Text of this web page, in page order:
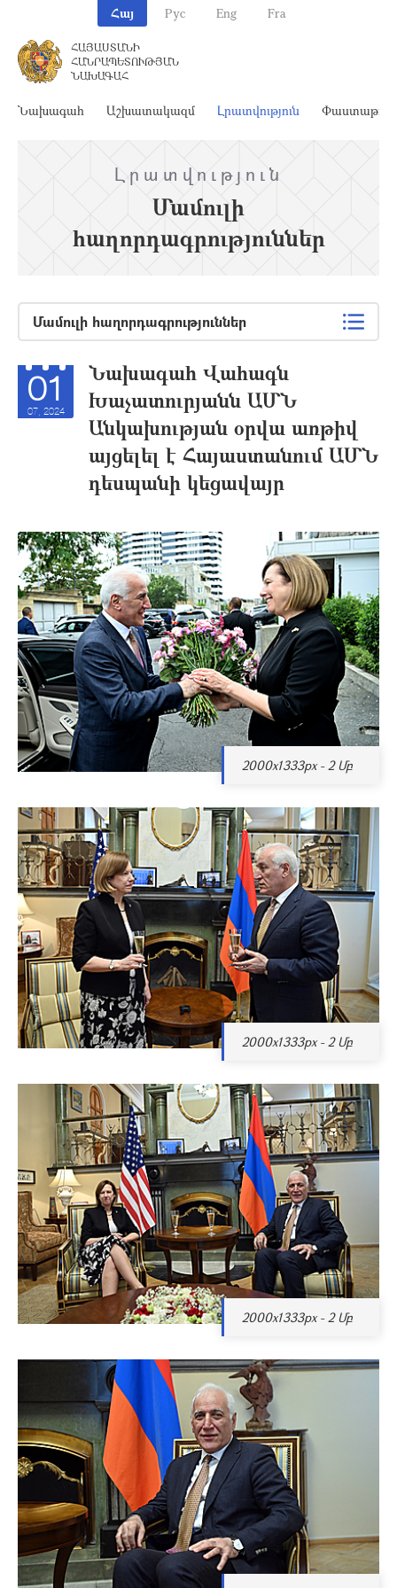
Հայ Рус Eng Fra
ՀԱՅԱՍՏԱՆԻ
ՀԱՆՐԱՊԵՏՈՒԹՅԱՆ
ՆԱԽԱԳԱՀ
Նախագահ Աշխատակազմ Լրատվություն
Լրատվություն
Մամուլի
հաղորդագրություններ
Մամուլի հաղորդագրություններ
01
07, 2024
Նախագահ Վահագն
Խաչատուրյանն ԱՄՆ
Անկախության օրվա առթիվ
այցելել է Հայաստանում ԱՄՆ
դեսպանի կեցավայր
2000x1333px - 2 Մբ
2000x1333px - 2 Մբ
2000x1333px - 2 Մբ